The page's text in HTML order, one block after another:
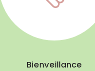
Bienveillance